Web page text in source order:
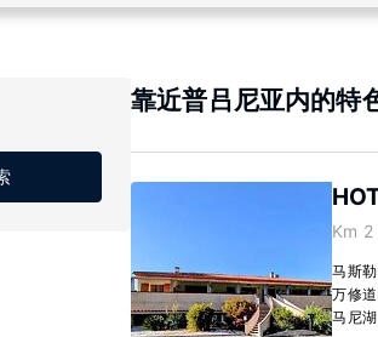
靠近普吕尼亚内的特
Km
马斯
万修
马尼